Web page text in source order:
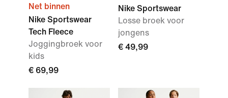
Net binnen
Nike Sportswear
Tech Fleece
Joggingbroek voor
kids
€ 69,99
Nike Sportswear
Losse broek voor
jongens
€ 49,99